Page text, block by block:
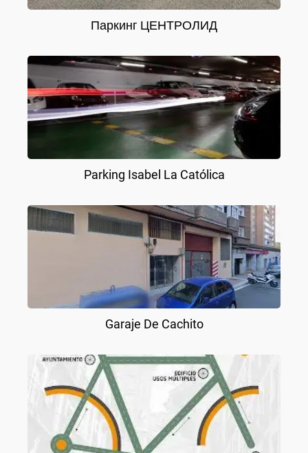
Паркинг ЦЕНТРОЛИД
Parking Isabel La Católica
Garaje De Cachito